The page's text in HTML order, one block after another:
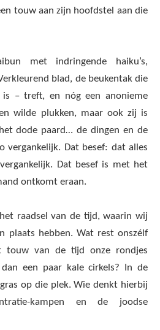
touw aan zijn hoofdstel aan die
met indringende haiku’s,
blad, de beukentak die
– treft, en nóg een anonieme
wilde plukken, maar ook zij is
dode paard… de dingen en de
vergankelijk. Dat besef: dat alles
Dat besef is met het
ontkomt eraan.
raadsel van de tijd, waarin wij
plaats hebben. Wat rest onszélf
touw van de tijd onze rondjes
een paar kale cirkels? In de
op die plek. Wie denkt hierbij
kampen en de joodse